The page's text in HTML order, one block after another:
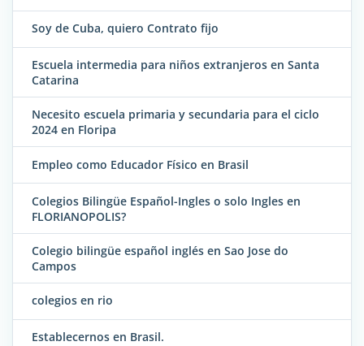
Soy de Cuba, quiero Contrato fijo
Escuela intermedia para niños extranjeros en Santa
Catarina
Necesito escuela primaria y secundaria para el ciclo
2024 en Floripa
Empleo como Educador Físico en Brasil
Colegios Bilingüe Español-Ingles o solo Ingles en
FLORIANOPOLIS?
Colegio bilingüe español inglés en Sao Jose do
Campos
colegios en rio
Establecernos en Brasil.